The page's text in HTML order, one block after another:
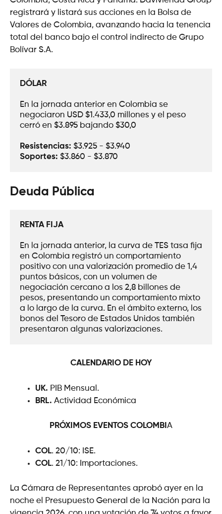
registrará y listará sus acciones en la Bolsa de
Valores de Colombia, avanzando hacia la tenencia
total del banco bajo el control indirecto de Grupo
Bolívar S.A.
DÓLAR
En la jornada anterior en Colombia se
negociaron USD $1.433,0 millones y el peso
cerró en $3.895 bajando $30,0
Resistencias: $3.925 - $3.940
Soportes: $3.860 - $3.870
Deuda Pública
RENTA FIJA
En la jornada anterior, la curva de TES tasa fija
en Colombia registró un comportamiento
positivo con una valorización promedio de 1,4
puntos básicos, con un volumen de
negociación cercano a los 2,8 billones de
pesos, presentando un comportamiento mixto
a lo largo de la curva. En el ámbito externo, los
bonos del Tesoro de Estados Unidos también
presentaron algunas valorizaciones.
CALENDARIO DE HOY
UK. PIB Mensual.
BRL. Actividad Económica
PRÓXIMOS EVENTOS COLOMBI A
COL. 20/10: ISE.
COL. 21/10: Importaciones.
La Cámara de Representantes aprobó ayer en la
noche el Presupuesto General de la Nación para la